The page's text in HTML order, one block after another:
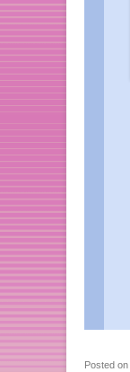
Posted on